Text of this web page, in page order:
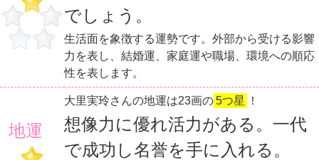
でしょう。
生活面を象徴する運勢です。外部から受ける影響
力を表し、結婚運、家庭運や職場、環境への順応
性を表します。
地運
大里実玲さんの地運は23画の5つ星 ！
想像力に優れ活力がある。一代
で成功し名誉を手に入れる。